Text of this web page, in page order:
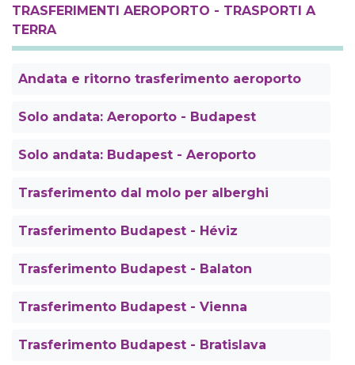
TRASFERIMENTI AEROPORTO - TRASPORTI A
TERRA
Andata e ritorno trasferimento aeroporto
Solo andata: Aeroporto - Budapest
Solo andata: Budapest - Aeroporto
Trasferimento dal molo per alberghi
Trasferimento Budapest - Héviz
Trasferimento Budapest - Balaton
Trasferimento Budapest - Vienna
Trasferimento Budapest - Bratislava